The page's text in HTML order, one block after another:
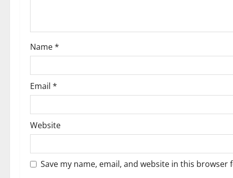
o
n
Name*
Email *
Website
Save my name, email, and website in this